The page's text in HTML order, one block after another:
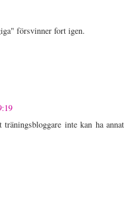
försvinner fort igen.
inte kan ha annat